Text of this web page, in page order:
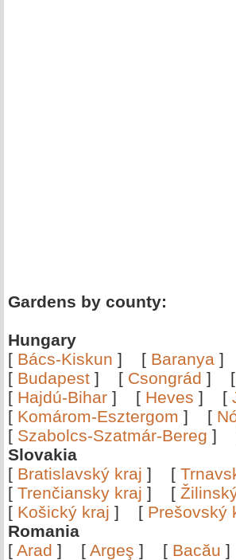
Gardens by county:
Hungary
[ Bács-Kiskun ] [ Baranya ]
[ Budapest ] [ Csongrád ] [
[ Hajdú-Bihar ] [ Heves ] [
[ Komárom-Esztergom ] [
[ Szabolcs-Szatmár-Bereg ]
Slovakia
[ Bratislavský kraj ] [
[ Trenčiansky kraj ] [
[ Košický kraj ] [ Prešovský
Romania
[ Arad ] [ Argeş ] [ Bacău ]